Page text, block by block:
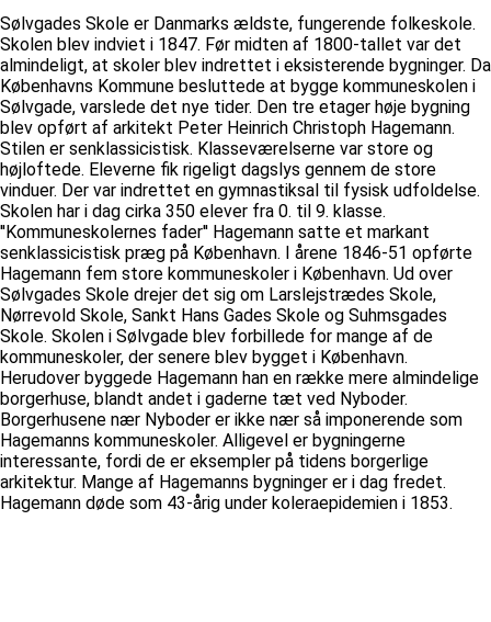
Sølvgades Skole er Danmarks ældste, fungerende folkeskole.
Skolen blev indviet i 1847. Før midten af 1800-tallet var det
almindeligt, at skoler blev indrettet i eksisterende bygninger. Da
Københavns Kommune besluttede at bygge kommuneskolen i
Sølvgade, varslede det nye tider. Den tre etager høje bygning
blev opført af arkitekt Peter Heinrich Christoph Hagemann.
Stilen er senklassicistisk. Klasseværelserne var store og
højloftede. Eleverne fik rigeligt dagslys gennem de store
vinduer. Der var indrettet en gymnastiksal til fysisk udfoldelse.
Skolen har i dag cirka 350 elever fra 0. til 9. klasse.
''Kommuneskolernes fader'' Hagemann satte et markant
senklassicistisk præg på København. I årene 1846-51 opførte
Hagemann fem store kommuneskoler i København. Ud over
Sølvgades Skole drejer det sig om Larslejstrædes Skole,
Nørrevold Skole, Sankt Hans Gades Skole og Suhmsgades
Skole. Skolen i Sølvgade blev forbillede for mange af de
kommuneskoler, der senere blev bygget i København.
Herudover byggede Hagemann han en række mere almindelige
borgerhuse, blandt andet i gaderne tæt ved Nyboder.
Borgerhusene nær Nyboder er ikke nær så imponerende som
Hagemanns kommuneskoler. Alligevel er bygningerne
interessante, fordi de er eksempler på tidens borgerlige
arkitektur. Mange af Hagemanns bygninger er i dag fredet.
Hagemann døde som 43-årig under koleraepidemien i 1853.